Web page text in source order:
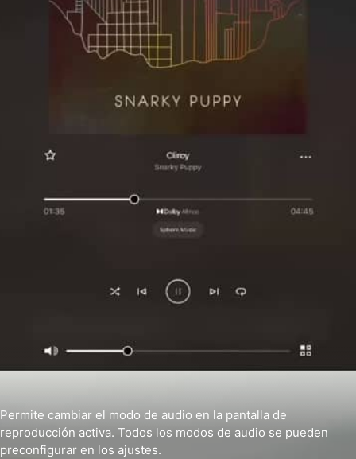
Permite cambiar el modo de audio en la pantalla de
reproducción activa. Todos los modos de audio se pueden
preconfigurar en los ajustes.